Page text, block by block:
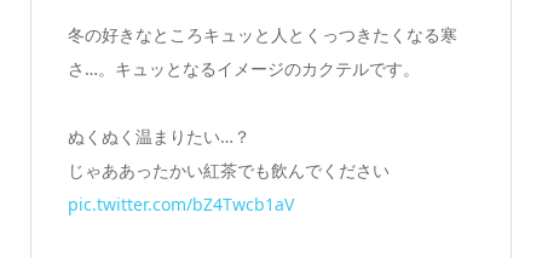
冬の好きなところキュッと人とくっつきたくなる寒
さ…。キュッとなるイメージのカクテルです。
ぬくぬく温まりたい…？
じゃああったかい紅茶でも飲んでください
pic.twitter.com/bZ4Twcb1aV